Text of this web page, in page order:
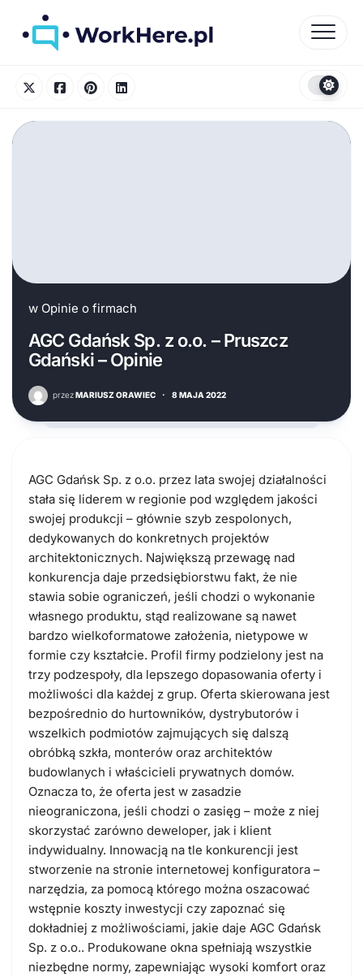
content
w Opinie o firmach
AGC Gdańsk Sp. z o.o. – Pruszcz
Gdański – Opinie
przezMARIUSZ ORAWIEC · 8 MAJA 2022
AGC Gdańsk Sp. z o.o. przez lata swojej działalności
stała się liderem w regionie pod względem jakości
swojej produkcji – głównie szyb zespolonych,
dedykowanych do konkretnych projektów
architektonicznych. Największą przewagę nad
konkurencja daje przedsiębiorstwu fakt, że nie
stawia sobie ograniczeń, jeśli chodzi o wykonanie
własnego produktu, stąd realizowane są nawet
bardzo wielkoformatowe założenia, nietypowe w
formie czy kształcie. Profil firmy podzielony jest na
trzy podzespoły, dla lepszego dopasowania oferty i
możliwości dla każdej z grup. Oferta skierowana jest
bezpośrednio do hurtowników, dystrybutorów i
wszelkich podmiotów zajmujących się dalszą
obróbką szkła, monterów oraz architektów
budowlanych i właścicieli prywatnych domów.
Oznacza to, że oferta jest w zasadzie
nieograniczona, jeśli chodzi o zasięg – może z niej
skorzystać zarówno deweloper, jak i klient
indywidualny. Innowacją na tle konkurencji jest
stworzenie na stronie internetowej konfiguratora –
narzędzia, za pomocą którego można oszacować
wstępnie koszty inwestycji czy zapoznać się
dokładniej z możliwościami, jakie daje AGC Gdańsk
Sp. z o.o.. Produkowane okna spełniają wszystkie
niezbędne normy, zapewniając wysoki komfort oraz